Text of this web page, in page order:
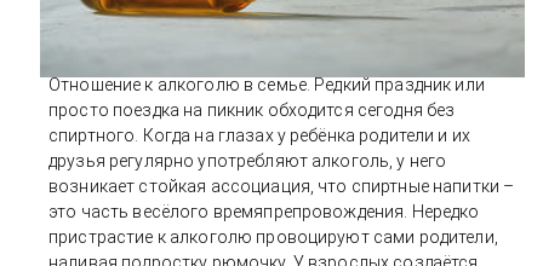
Отношение к алкоголю в семье. Редкий праздник или
просто поездка на пикник обходится сегодня без
спиртного. Когда на глазах у ребёнка родители и их
друзья регулярно употребляют алкоголь, у него
возникает стойкая ассоциация, что спиртные напитки –
это часть весёлого времяпрепровождения. Нередко
пристрастие к алкоголю провоцируют сами родители,